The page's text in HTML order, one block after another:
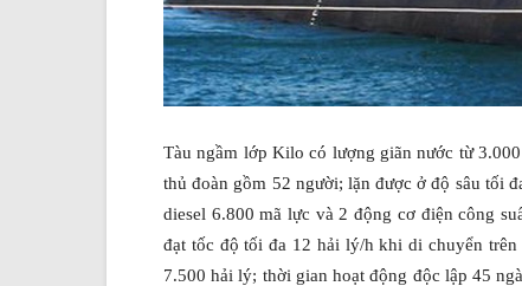
Tàu ngầm lớp Kilo có lượng giãn nước từ
thủ đoàn gồm 52 người; lặn được ở độ sâu tối
diesel 6.800 mã lực và 2 động cơ điện công
đạt tốc độ tối đa 12 hải lý/h khi di chuyển
7.500 hải lý; thời gian hoạt động độc lập 45